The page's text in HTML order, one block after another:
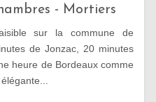
- Mortiers
sur la commune de
de Jonzac, 20 minutes
heure de Bordeaux comme